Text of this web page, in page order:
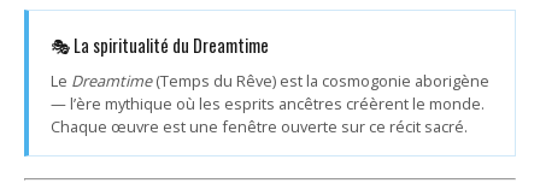
🎭 La spiritualité du Dreamtime
Le Dreamtime(Temps du Rêve) est la cosmogonie aborigène
— l’ère mythique où les esprits ancêtres créèrent le monde.
Chaque œuvre est une fenêtre ouverte sur ce récit sacré.